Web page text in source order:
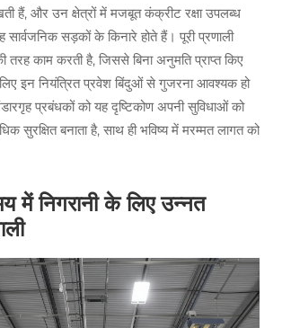
हैं, और उन क्षेत्रों में मजबूत कंक्रीट रक्षा उपलब्ध
सार्वजनिक सड़कों के किनारे होते हैं। पूरी प्रणाली
तरह काम करती है, जिससे बिना अनुमति प्राप्त किए
इन नियंत्रित प्रवेश बिंदुओं से गुजरना आवश्यक हो
प्रबंधकों को यह दृष्टिकोण अपनी सुविधाओं को
सुरक्षित बनाता है, साथ ही भविष्य में मरम्मत लागत को
में निगरानी के लिए उन्नत